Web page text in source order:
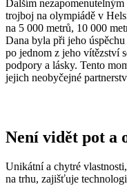
Dalším
trojboj na olympiádě v
na 5 000 metrů, 10 000
Dana byla při jeho
po jednom z jeho vítězství
podpory a lásky. Tento
jejich neobyčejné
Není vidět pot a
Unikátní a chytré
na trhu, zajišťuje